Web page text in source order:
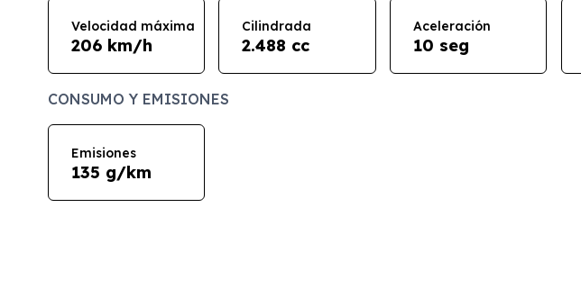
Velocidad máxima
206 km/h
Cilindrada
2.488 cc
Aceleración
10 seg
CONSUMO Y EMISIONES
Emisiones
135 g/km